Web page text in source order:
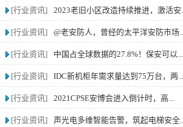
[行业资讯] 2023老旧小区改造持续推进，激活安...
[行业资讯] @老安防人，曾经的太平洋安防市场...
[行业资讯] 中国占全球数据的27.8%！保安可以...
[行业资讯] IDC新机柜年需求量达到75万台，两...
[行业资讯] 2021CPSE安博会进入倒计时，高...
[行业资讯] 声光电多维智能告警，筑起电梯安全...